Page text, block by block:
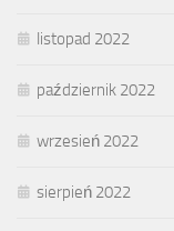
listopad 2022
październik 2022
wrzesień 2022
sierpień 2022